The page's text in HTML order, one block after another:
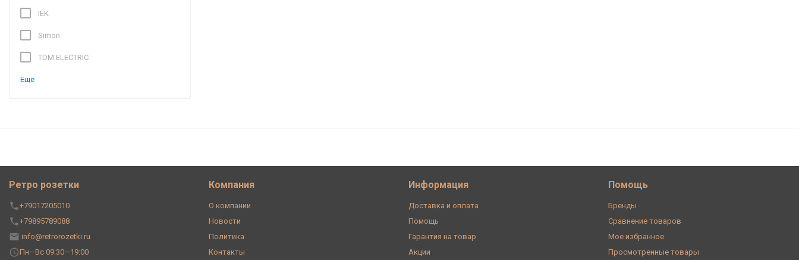
IEK
Simon
TDM ELECTRIC
Ещё
Ретро розетки
+79017205010
+79895789088
info@retrorozetki.ru
Пн—Вс 09:30—19:00
Компания
О компании
Новости
Политика
Контакты
Информация
Доставка и оплата
Помощь
Гарантия на товар
Акции
Помощь
Бренды
Сравнение товаров
Мое избранное
Просмотренные товары